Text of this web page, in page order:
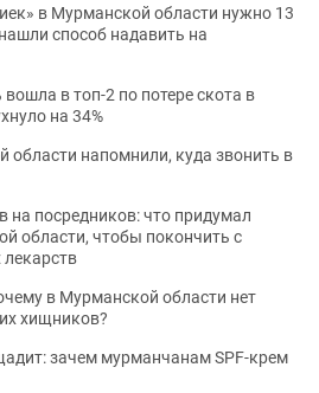
в Мурманской области нужно 13
способ надавить на
в топ-2 по потере скота в
на 34%
напомнили, куда звонить в
на посредников: что придумал
области, чтобы покончить с
в Мурманской области нет
хищников?
зачем мурманчанам SPF-крем